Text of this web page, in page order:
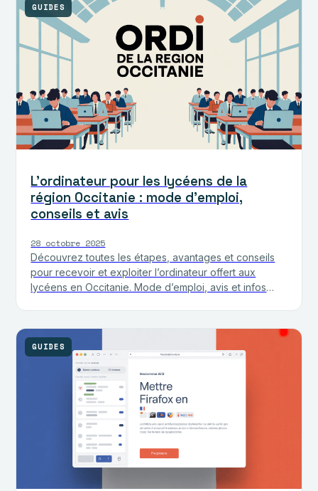
GUIDES
L’ordinateur pour les lycéens de la
région Occitanie : mode d’emploi,
conseils et avis
28 octobre 2025
Découvrez toutes les étapes, avantages et conseils
pour recevoir et exploiter l’ordinateur offert aux
lycéens en Occitanie. Mode d’emploi, avis et infos
GUIDES